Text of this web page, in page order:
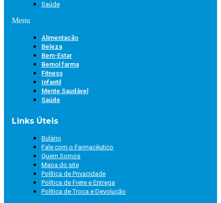
Saúde
Menu
Alimentação
Beleza
Bem-Estar
Bemol farma
Fitness
Infantil
Mente Saudável
Saúde
Links Úteis
Bulário
Fale com o Farmacêutico
Quem Somos
Mapa do site
Política de Privacidade
Política de Frete e Entrega
Política de Troca e Devolução